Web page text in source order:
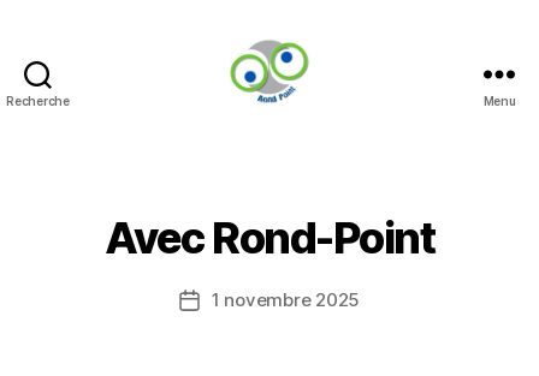
Recherche Menu
Avec Rond-Point
Date1 novembre 2025